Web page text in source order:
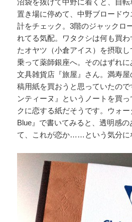
沼袋を抜けて中野に着くと、自
置き場に停めて、中野ブロード
計をチェック。3階のジャックロ
れてる気配。ワタクシは何も買
たオヤツ（小倉アイス）を摂取
乗って薬師銀座へ。そのはずれ
文具雑貨店『旅屋』さん。満寿
稿用紙を買おうと思っていたの
ンティーヌ』というノートを買
クに恋する紙だそうです。ウォ
Blue』で書いてみると、透明感
て、これが恋か……という気分に